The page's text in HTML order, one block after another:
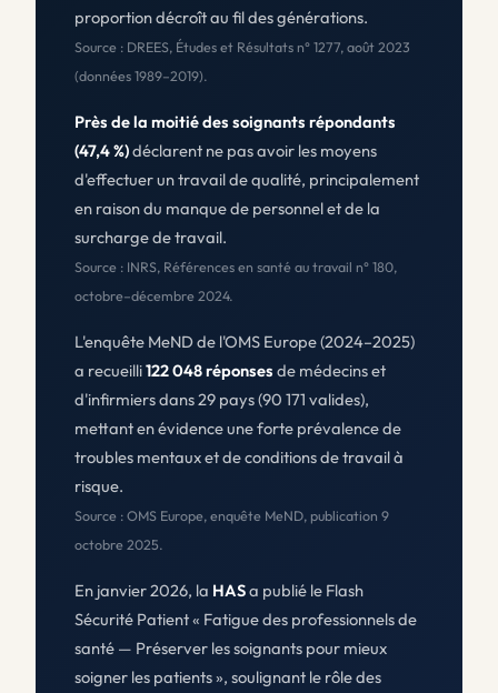
proportion décroît au fil des générations.
Source : DREES, Études et Résultats n° 1277, août 2023
(données 1989–2019).
Près de la moitié des soignants répondants
(47,4 %)déclarent ne pas avoir les moyens
d'effectuer un travail de qualité, principalement
en raison du manque de personnel et de la
surcharge de travail.
Source : INRS, Références en santé au travail n° 180,
octobre–décembre 2024.
L'enquête MeND de l'OMS Europe (2024–2025)
a recueilli122 048 réponses de médecins et
d'infirmiers dans 29 pays (90 171 valides),
mettant en évidence une forte prévalence de
troubles mentaux et de conditions de travail à
risque.
Source : OMS Europe, enquête MeND, publication 9
octobre 2025.
En janvier 2026, la HASa publié le Flash
Sécurité Patient « Fatigue des professionnels de
santé — Préserver les soignants pour mieux
soigner les patients », soulignant le rôle des